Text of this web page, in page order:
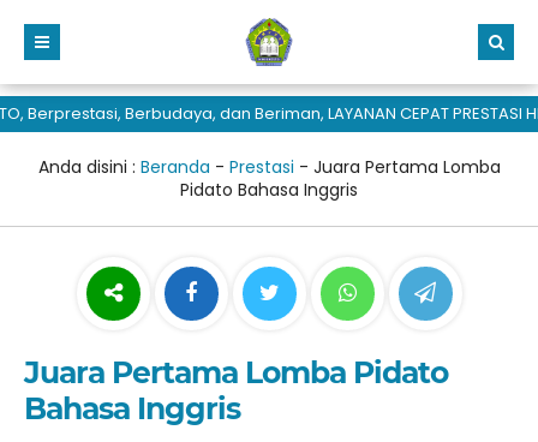
Berbudaya, dan Beriman, LAYANAN CEPAT PRESTASI
Anda disini : Beranda - Prestasi - Juara Pertama Lomba
Pidato Bahasa Inggris
Juara Pertama Lomba Pidato
Bahasa Inggris